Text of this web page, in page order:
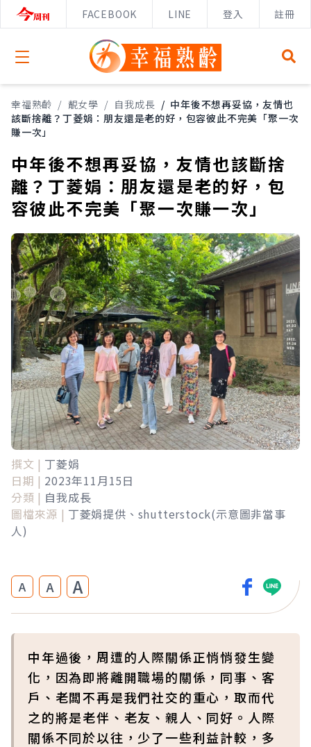
FACEBOOK LINE 登入 註冊
Open menu
幸福熟齡 / 靚女學 / 自我成長 / 中年後不想再妥協，友情也
該斷捨離？丁菱娟：朋友還是老的好，包容彼此不完美「聚一次
賺一次」
中年後不想再妥協，友情也該斷捨
離？丁菱娟：朋友還是老的好，包
容彼此不完美「聚一次賺一次」
撰文 | 丁菱娟
日期 | 2023年11月15日
分類 | 自我成長
圖檔來源 | 丁菱娟提供、shutterstock(示意圖非當事
人)
A A A
中年過後，周遭的人際關係正悄悄發生變
化，因為即將離開職場的關係，同事、客
戶、老闆不再是我們社交的重心，取而代
之的將是老伴、老友、親人、同好。人際
關係不同於以往，少了一些利益計較，多